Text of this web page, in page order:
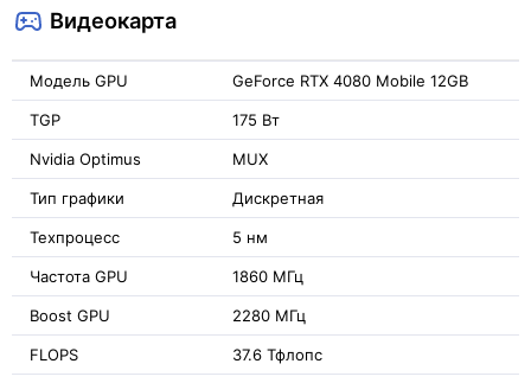
Видеокарта
Модель GPU GeForce RTX 4080 Mobile 12GB
TGP 175 Вт
Nvidia Optimus MUX
Тип графики Дискретная
Техпроцесс 5 нм
Частота GPU 1860 МГц
Boost GPU 2280 МГц
FLOPS 37.6 Тфлопс